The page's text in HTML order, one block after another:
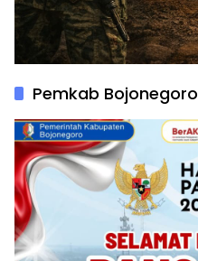
Pemkab Bojonegoro